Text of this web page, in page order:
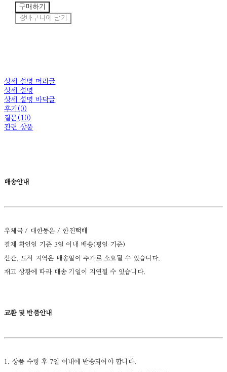
구매하기
장바구니에 담기
상세 설명 머리글
상세 설명
상세 설명 바닥글
후기(0)
질문(10)
관련 상품
배송안내
우체국 / 대한통운 / 한진택배
결제 확인일 기준 3일 이내 배송(평일 기준)
산간, 도서 지역은 배송일이 추가로 소요될 수 있습니다.
재고 상황에 따라 배송 기일이 지연될 수 있습니다.
교환 및 반품안내
1. 상품 수령 후 7일 이내에 반송되어야 합니다.